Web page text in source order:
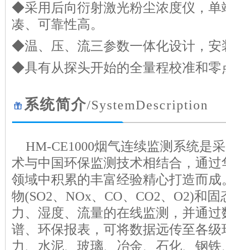
◆采用后向衍射激光粉尘浓度仪，单
凑、可靠性高。
◆温、压、流三参数一体化设计，安
◆具有从探头开始的全量程校准和零
系统简介/SystemDescription
HM-CE1000烟气连续监测系统是
术与中国环保监测技术相结合，通
领域中积累的丰富经验精心打造而
物(SO2、NOx、CO、CO2、O2)和
力、湿度、流量的在线监测，并通
谱、环保报表，可将数据远传至各
力、水泥、玻璃、冶金、石化、钢